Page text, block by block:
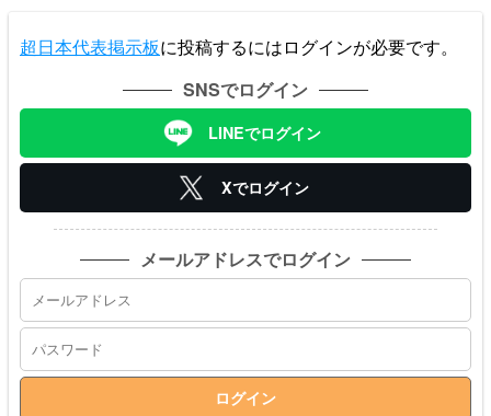
超日本代表掲示板に投稿するにはログインが必要です。
SNSでログイン
LINEでログイン
Xでログイン
メールアドレスでログイン